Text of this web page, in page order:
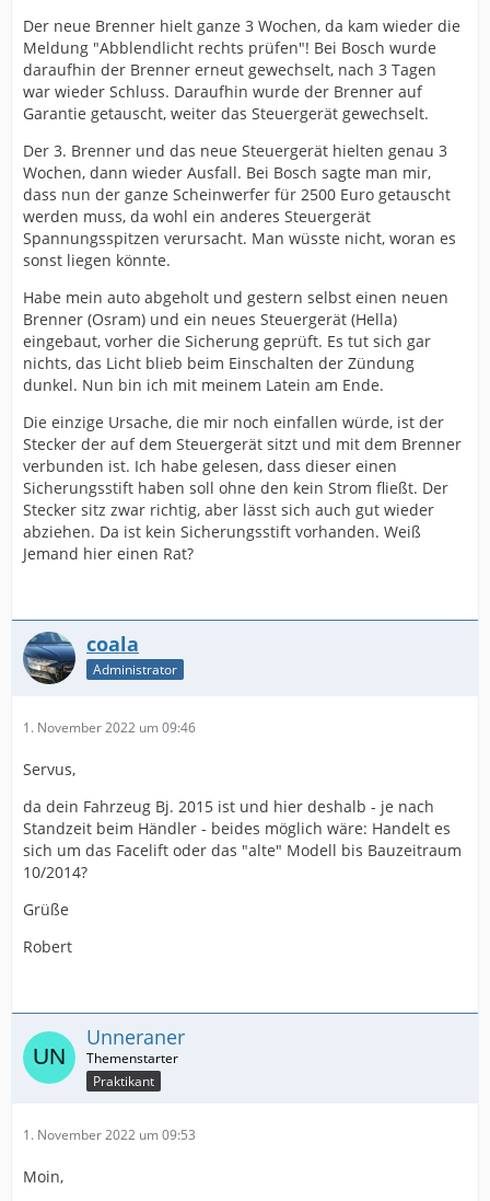
Der neue Brenner hielt ganze 3 Wochen, da kam wieder die
Meldung "Abblendlicht rechts prüfen"! Bei Bosch wurde
daraufhin der Brenner erneut gewechselt, nach 3 Tagen
war wieder Schluss. Daraufhin wurde der Brenner auf
Garantie getauscht, weiter das Steuergerät gewechselt.
Der 3. Brenner und das neue Steuergerät hielten genau 3
Wochen, dann wieder Ausfall. Bei Bosch sagte man mir,
dass nun der ganze Scheinwerfer für 2500 Euro getauscht
werden muss, da wohl ein anderes Steuergerät
Spannungsspitzen verursacht. Man wüsste nicht, woran es
sonst liegen könnte.
Habe mein auto abgeholt und gestern selbst einen neuen
Brenner (Osram) und ein neues Steuergerät (Hella)
eingebaut, vorher die Sicherung geprüft. Es tut sich gar
nichts, das Licht blieb beim Einschalten der Zündung
dunkel. Nun bin ich mit meinem Latein am Ende.
Die einzige Ursache, die mir noch einfallen würde, ist der
Stecker der auf dem Steuergerät sitzt und mit dem Brenner
verbunden ist. Ich habe gelesen, dass dieser einen
Sicherungsstift haben soll ohne den kein Strom fließt. Der
Stecker sitz zwar richtig, aber lässt sich auch gut wieder
abziehen. Da ist kein Sicherungsstift vorhanden. Weiß
Jemand hier einen Rat?
coala
Administrator
1. November 2022 um 09:46
Servus,
da dein Fahrzeug Bj. 2015 ist und hier deshalb - je nach
Standzeit beim Händler - beides möglich wäre: Handelt es
sich um das Facelift oder das "alte" Modell bis Bauzeitraum
10/2014?
Grüße
Robert
Unneraner
Praktikant
1. November 2022 um 09:53
Moin,